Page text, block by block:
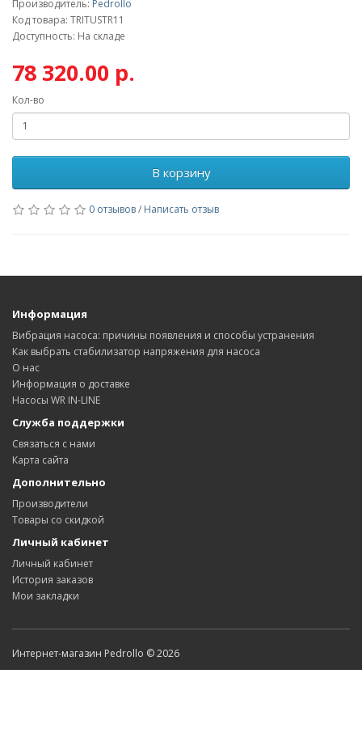
Производитель: Pedrollo
Код товара: TRITUSTR11
Доступность: На складе
78 320.00 р.
Кол-во
В корзину
0 отзывов/ Написать отзыв
Информация
Вибрация насоса: причины появления и способы устранения
Как выбрать стабилизатор напряжения для насоса
О нас
Информация о доставке
Насосы WR IN-LINE
Служба поддержки
Связаться с нами
Карта сайта
Дополнительно
Производители
Товары со скидкой
Личный кабинет
Личный кабинет
История заказов
Мои закладки
Интернет-магазин Pedrollo © 2026